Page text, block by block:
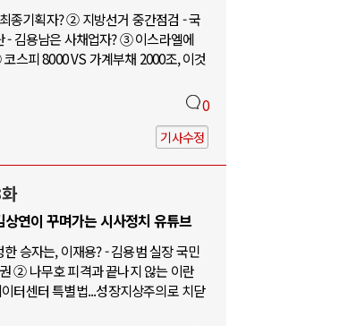
종기획자? ② 지방선거 중간점검 - 국
- 김용남은 사채업자? ③ 이스라엘에
스피 8000 VS 가계부채 2000조, 이것
0
기사수정
연이 꾸며가는 시사정치 유튜브
승자는, 이재용? - 김용범 실장 국민
② 나무호 피격과 끝나지 않는 이란
터센터 특별법...성장지상주의로 치닫